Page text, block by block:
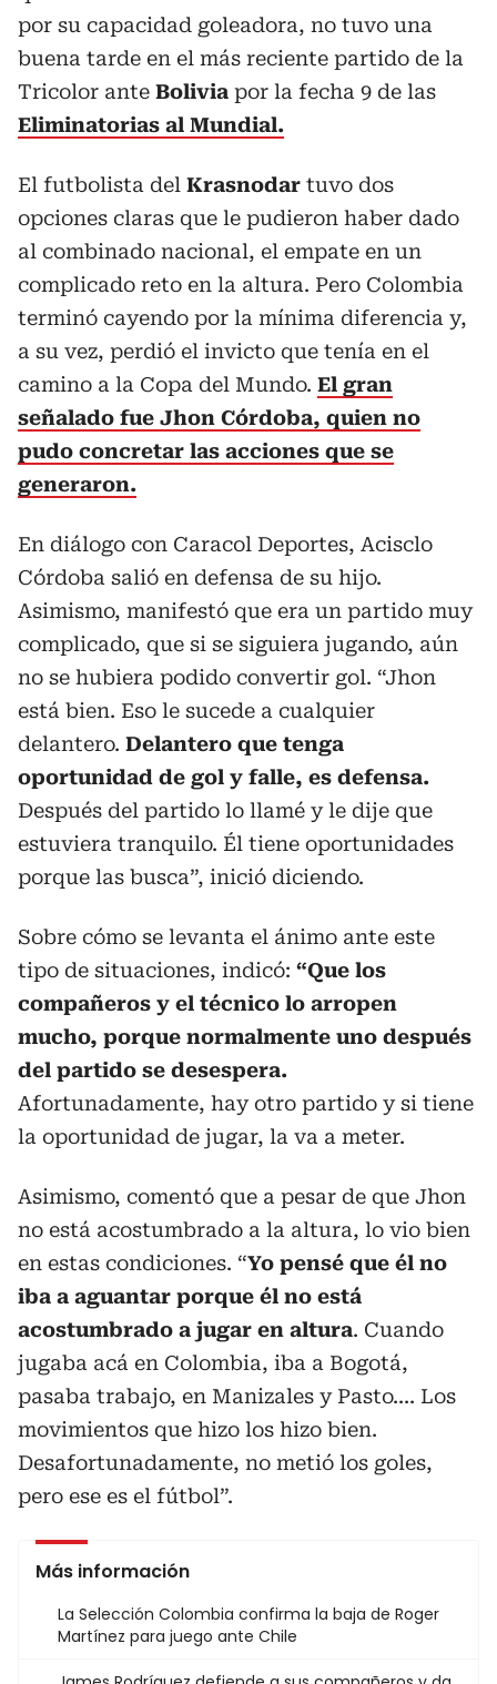
por su capacidad goleadora, no tuvo una
buena tarde en el más reciente partido de la
Tricolor ante Bolivia por la fecha 9 de las
Eliminatorias al Mundial.
El futbolista del Krasnodar tuvo dos
opciones claras que le pudieron haber dado
al combinado nacional, el empate en un
complicado reto en la altura. Pero Colombia
terminó cayendo por la mínima diferencia y,
a su vez, perdió el invicto que tenía en el
camino a la Copa del Mundo. El gran
señalado fue Jhon Córdoba, quien no
pudo concretar las acciones que se
generaron.
En diálogo con Caracol Deportes, Acisclo
Córdoba salió en defensa de su hijo.
Asimismo, manifestó que era un partido muy
complicado, que si se siguiera jugando, aún
no se hubiera podido convertir gol. “Jhon
está bien. Eso le sucede a cualquier
delantero. Delantero que tenga
oportunidad de gol y falle, es defensa.
Después del partido lo llamé y le dije que
estuviera tranquilo. Él tiene oportunidades
porque las busca”, inició diciendo.
Sobre cómo se levanta el ánimo ante este
tipo de situaciones, indicó: “Que los
compañeros y el técnico lo arropen
mucho, porque normalmente uno después
del partido se desespera.
Afortunadamente, hay otro partido y si tiene
la oportunidad de jugar, la va a meter.
Asimismo, comentó que a pesar de que Jhon
no está acostumbrado a la altura, lo vio bien
en estas condiciones. “Yo pensé que él no
iba a aguantar porque él no está
acostumbrado a jugar en altura. Cuando
jugaba acá en Colombia, iba a Bogotá,
pasaba trabajo, en Manizales y Pasto.... Los
movimientos que hizo los hizo bien.
Desafortunadamente, no metió los goles,
pero ese es el fútbol”.
Más información
La Selección Colombia confirma la baja de Roger
Martínez para juego ante Chile